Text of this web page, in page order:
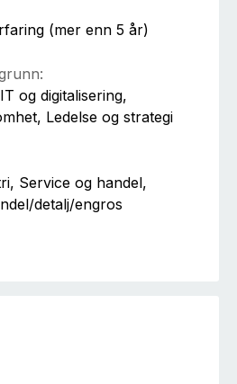
(mer enn 5 år)
og digitalisering,
Ledelse og strategi
Service og handel,
detalj/engros